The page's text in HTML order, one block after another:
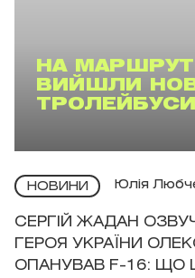
НА
ВИЙШЛИ
ТРОЛЕЙБУСИ
НОВИНИ Юлія
СЕРГІЙ ЖАДАН
ГЕРОЯ УКРАЇНИ
ОПАНУВАВ F-16: ЩО